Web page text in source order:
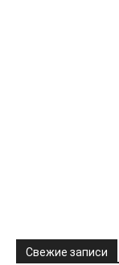
Свежие записи